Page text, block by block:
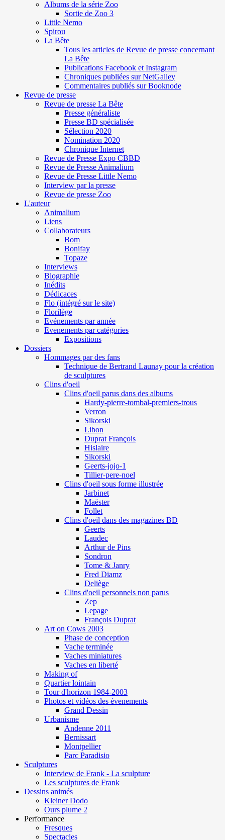
Albums de la série Zoo
Sortie de Zoo 3
Little Nemo
Spirou
La Bête
Tous les articles de Revue de presse concernant
La Bête
Publications Facebook et Instagram
Chroniques publiées sur NetGalley
Commentaires publiés sur Booknode
Revue de presse
Revue de presse La Bête
Presse généraliste
Presse BD spécialisée
Sélection 2020
Nomination 2020
Chronique Internet
Revue de Presse Expo CBBD
Revue de Presse Animalium
Revue de Presse Little Nemo
Interview par la presse
Revue de presse Zoo
L'auteur
Animalium
Liens
Collaborateurs
Bom
Bonifay
Topaze
Interviews
Biographie
Inédits
Dédicaces
Flo (intégré sur le site)
Florilège
Evénements par année
Evenements par catégories
Expositions
Dossiers
Hommages par des fans
Technique de Bertrand Launay pour la création
de sculptures
Clins d'oeil
Clins d'oeil parus dans des albums
Hardy-pierre-tombal-premiers-trous
Verron
Sikorski
Libon
Duprat François
Hislaire
Sikorski
Geerts-jojo-1
Tillier-pere-noel
Clins d'oeil sous forme illustrée
Jarbinet
Maëster
Follet
Clins d'oeil dans des magazines BD
Geerts
Laudec
Arthur de Pins
Sondron
Tome & Janry
Fred Diamz
Deliège
Clins d'oeil personnels non parus
Zep
Lepage
François Duprat
Art on Cows 2003
Phase de conception
Vache terminée
Vaches miniatures
Vaches en liberté
Making of
Quartier lointain
Tour d'horizon 1984-2003
Photos et vidéos des évenements
Grand Dessin
Urbanisme
Andenne 2011
Bernissart
Montpellier
Parc Paradisio
Sculptures
Interview de Frank - La sculpture
Les sculptures de Frank
Dessins animés
Kleiner Dodo
Ours plume 2
Performance
Fresques
Spectacles